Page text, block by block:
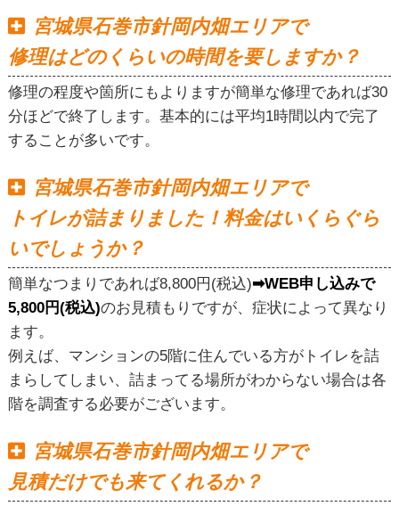
宮城県石巻市針岡内畑エリアで
修理はどのくらいの時間を要しますか？
修理の程度や箇所にもよりますが簡単な修理であれば30
分ほどで終了します。基本的には平均1時間以内で完了
することが多いです。
宮城県石巻市針岡内畑エリアで
トイレが詰まりました！料金はいくらぐら
いでしょうか？
簡単なつまりであれば8,800円(税込)➡WEB申し込みで
5,800円(税込)のお見積もりですが、症状によって異なり
ます。
例えば、マンションの5階に住んでいる方がトイレを詰
まらしてしまい、詰まってる場所がわからない場合は各
階を調査する必要がございます。
宮城県石巻市針岡内畑エリアで
見積だけでも来てくれるか？